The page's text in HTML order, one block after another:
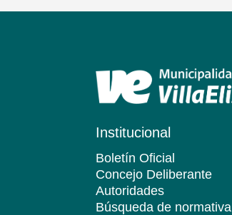
Institucional
Boletín Oficial
Concejo Deliberante
Autoridades
Búsqueda de normativa